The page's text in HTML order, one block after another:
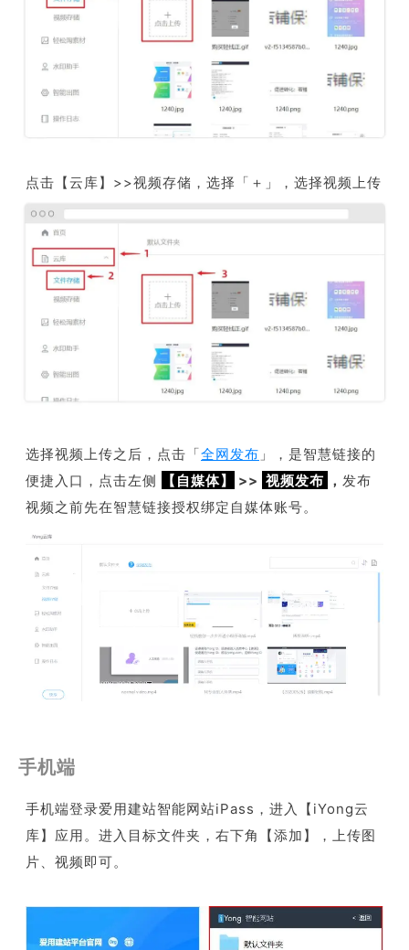
点击【 云库】>>视频存储，选择「＋」，选择视频上传
选择视频上传之后，点击「全网发布 」，是智慧链接的
便捷入口，点击左侧
【自媒体】 >> 视频发布 ， 发布
视频之前先在智慧链接授权绑定自媒体账号。
手机端
手机端登录爱用建站智能网站iPass，进入【iYong云
库】应用。进入目标文件夹，右下角【添加】，上传图
片、视频即可。